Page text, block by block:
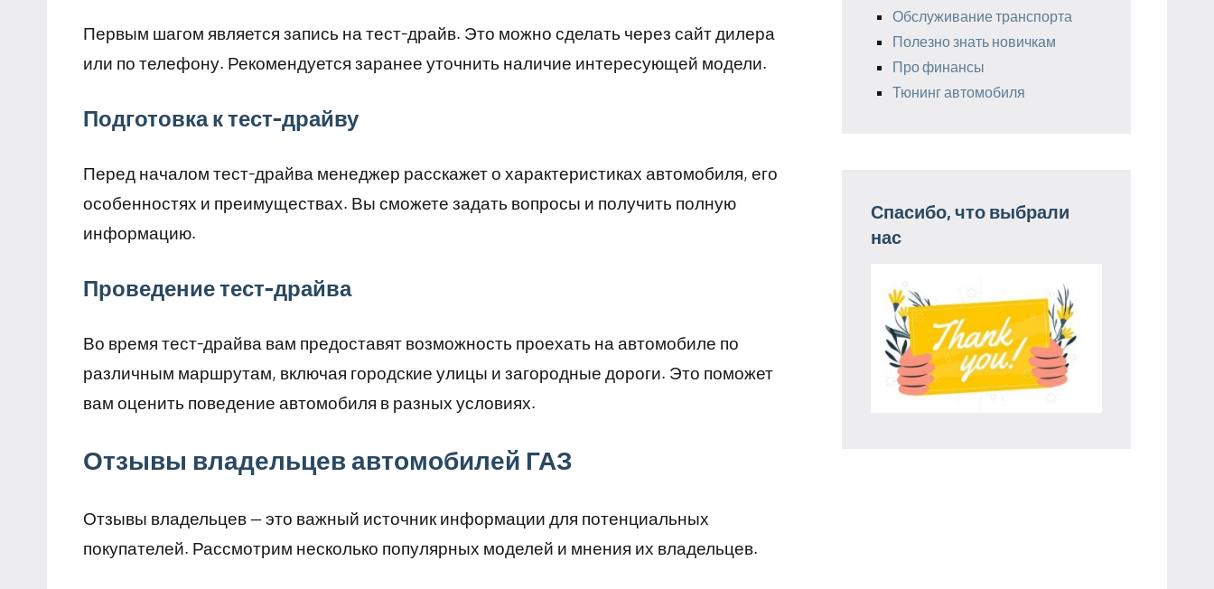
Первым шагом является запись на тест-драйв. Это можно сделать через сайт дилера
или по телефону. Рекомендуется заранее уточнить наличие интересующей модели.
Подготовка к тест-драйву
Перед началом тест-драйва менеджер расскажет о характеристиках автомобиля, его
особенностях и преимуществах. Вы сможете задать вопросы и получить полную
информацию.
Проведение тест-драйва
Во время тест-драйва вам предоставят возможность проехать на автомобиле по
различным маршрутам, включая городские улицы и загородные дороги. Это поможет
вам оценить поведение автомобиля в разных условиях.
Отзывы владельцев автомобилей ГАЗ
Отзывы владельцев — это важный источник информации для потенциальных
покупателей. Рассмотрим несколько популярных моделей и мнения их владельцев.
Обслуживание транспорта
Полезно знать новичкам
Про финансы
Тюнинг автомобиля
Спасибо, что выбрали
нас